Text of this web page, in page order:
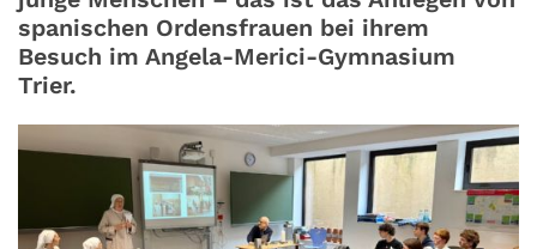
spanischen Ordensfrauen bei ihrem
Besuch im Angela-Merici-Gymnasium
Trier.